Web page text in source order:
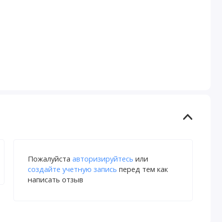
Пожалуйста авторизируйтесь или
создайте учетную запись перед тем как
написать отзыв